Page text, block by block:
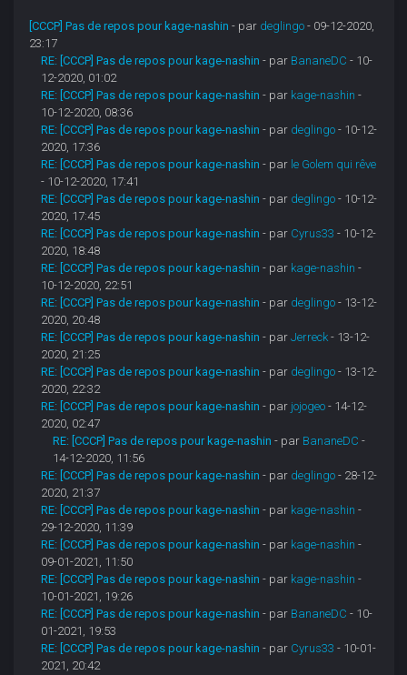
[CCCP] Pas de repos pour kage-nashin - par deglingo - 09-12-2020,
23:17
RE: [CCCP] Pas de repos pour kage-nashin - par BananeDC - 10-
12-2020, 01:02
RE: [CCCP] Pas de repos pour kage-nashin - par kage-nashin -
10-12-2020, 08:36
RE: [CCCP] Pas de repos pour kage-nashin - par deglingo - 10-12-
2020, 17:36
RE: [CCCP] Pas de repos pour kage-nashin - par le Golem qui rêve
- 10-12-2020, 17:41
RE: [CCCP] Pas de repos pour kage-nashin - par deglingo - 10-12-
2020, 17:45
RE: [CCCP] Pas de repos pour kage-nashin - par Cyrus33 - 10-12-
2020, 18:48
RE: [CCCP] Pas de repos pour kage-nashin - par kage-nashin -
10-12-2020, 22:51
RE: [CCCP] Pas de repos pour kage-nashin - par deglingo - 13-12-
2020, 20:48
RE: [CCCP] Pas de repos pour kage-nashin - parJerreck - 13-12-
2020, 21:25
RE: [CCCP] Pas de repos pour kage-nashin - par deglingo - 13-12-
2020, 22:32
RE: [CCCP] Pas de repos pour kage-nashin - par jojogeo - 14-12-
2020, 02:47
RE: [CCCP] Pas de repos pour kage-nashin - par BananeDC -
14-12-2020, 11:56
RE: [CCCP] Pas de repos pour kage-nashin - par deglingo - 28-12-
2020, 21:37
RE: [CCCP] Pas de repos pour kage-nashin - par kage-nashin -
29-12-2020, 11:39
RE: [CCCP] Pas de repos pour kage-nashin - par kage-nashin -
09-01-2021, 11:50
RE: [CCCP] Pas de repos pour kage-nashin - par kage-nashin -
10-01-2021, 19:26
RE: [CCCP] Pas de repos pour kage-nashin - par BananeDC - 10-
01-2021, 19:53
RE: [CCCP] Pas de repos pour kage-nashin - par Cyrus33 - 10-01-
2021, 20:42